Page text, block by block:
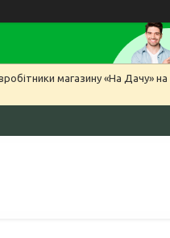
магазину «На Дачу»